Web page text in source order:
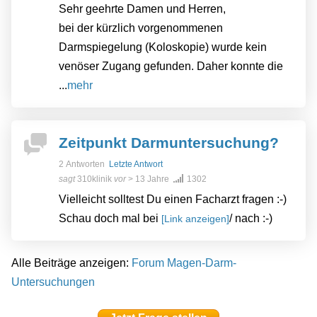
Sehr geehrte Damen und Herren,
bei der kürzlich vorgenommenen
Darmspiegelung (Koloskopie) wurde kein
venöser Zugang gefunden. Daher konnte die
...mehr
Zeitpunkt Darmuntersuchung?
2 Antworten Letzte Antwort
sagt310klinik vor> 13 Jahre 1302
Vielleicht solltest Du einen Facharzt fragen :-)
Schau doch mal bei [Link anzeigen]/ nach :-)
Alle Beiträge anzeigen: Forum Magen-Darm-
Untersuchungen